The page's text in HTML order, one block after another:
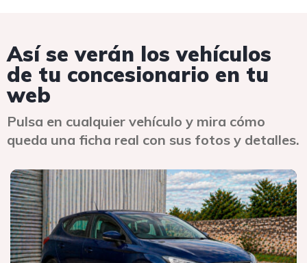
Así se verán los vehículos
de tu concesionario en tu
web
Pulsa en cualquier vehículo y mira cómo
queda una ficha real con sus fotos y detalles.